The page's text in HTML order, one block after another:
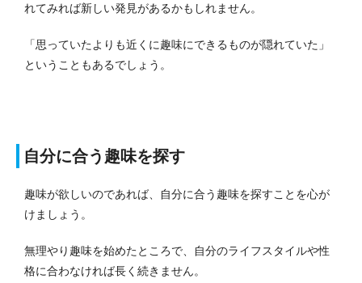
れてみれば新しい発見があるかもしれません。
「思っていたよりも近くに趣味にできるものが隠れていた」
ということもあるでしょう。
自分に合う趣味を探す
趣味が欲しいのであれば、自分に合う趣味を探すことを心が
けましょう。
無理やり趣味を始めたところで、自分のライフスタイルや性
格に合わなければ長く続きません。